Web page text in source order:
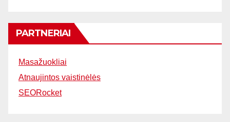
PARTNERIAI
Masažuokliai
Atnaujintos vaistinėlės
SEORocket